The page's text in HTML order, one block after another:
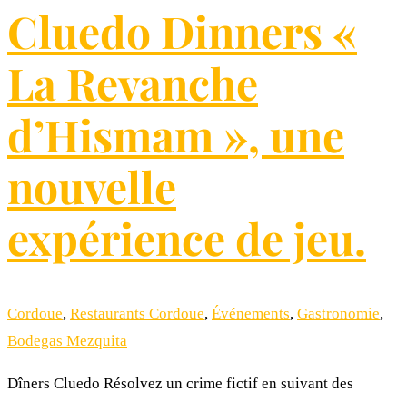
Cluedo Dinners «
La Revanche
d’Hismam », une
nouvelle
expérience de jeu.
Cordoue, Restaurants Cordoue, Événements, Gastronomie,
Bodegas Mezquita
Dîners Cluedo Résolvez un crime fictif en suivant des